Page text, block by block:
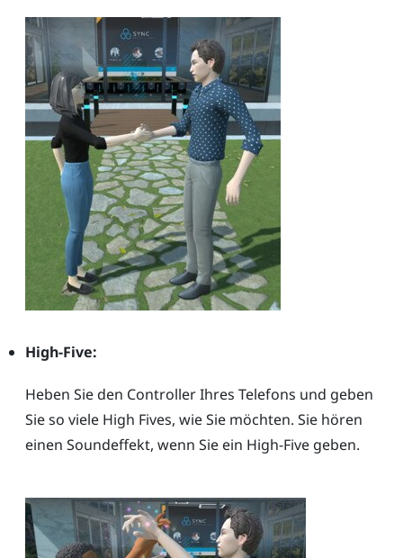
High-Five:
Heben Sie den Controller Ihres Telefons und geben
Sie so viele High Fives, wie Sie möchten. Sie hören
einen Soundeffekt, wenn Sie ein High-Five geben.